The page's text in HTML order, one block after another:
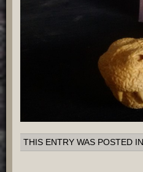
THIS ENTRY WAS POSTED IN